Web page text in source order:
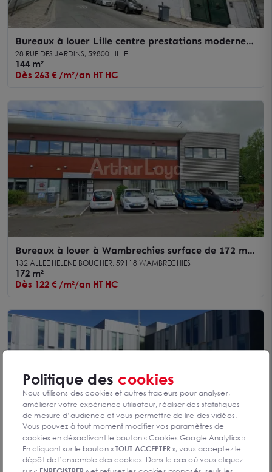
Bureaux à louer Lille centre prestations modernes
et grande hauteur sous plafond
28 RUE DES JARDINS, 59800 LILLE
144 m²
Dès 263 € /m²/an HT HC
Bureaux à louer à Wambrechies surface de 172 m²
disponible
132 ALLEE HELENE BOUCHER, 59118 WAMBRECHIES
172 m²
Dès 122 € /m²/an HT HC
Bureaux à louer à Lille immeuble récent labellisé
Politique des cookies
Nous utilisons des cookies et autres traceurs pour analyser,
améliorer votre expérience utilisateur, réaliser des statistiques
de mesure d’audience et vous permettre de lire des vidéos.
Vous pouvez à tout moment modifier vos paramètres de
cookies en désactivant le bouton « Cookies Google Analytics ».
En cliquant sur le bouton «TOUT ACCEPTER», vous acceptez le
dépôt de l’ensemble des cookies. Dans le cas où vous cliquez